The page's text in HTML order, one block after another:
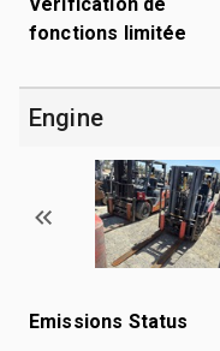
fonctions limitée
Engine
Emissions Status